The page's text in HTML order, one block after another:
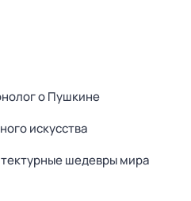
о Пушкине
искусства
шедевры мира